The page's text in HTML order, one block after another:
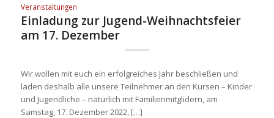
Veranstaltungen
Einladung zur Jugend-Weihnachtsfeier
am 17. Dezember
Wir wollen mit euch ein erfolgreiches Jahr beschließen und
laden deshalb alle unsere Teilnehmer an den Kursen – Kinder
und Jugendliche – natürlich mit Familienmitglidern, am
Samstag, 17. Dezember 2022, […]